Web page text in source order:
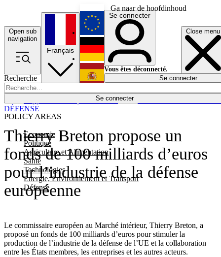
Ga naar de hoofdinhoud
Open sub
navigation
Close menu
Recherche
Se connecter
POLICY AREAS
Economie
Politique
Agriculture et Alimentation
Santé
Technologies
Energie, Environnement et Transport
Défense
Économie
Français
English
Deutsch
Español
Se connecter
Vous êtes déconnecté.
Se connecter
Thierry Breton propose un
fonds de 100 milliards d’euros
pour l’industrie de la défense
européenne
Le commissaire européen au Marché intérieur, Thierry Breton, a
proposé un fonds de 100 milliards d’euros pour stimuler la
production de l’industrie de la défense de l’UE et la collaboration
entre les États membres, les entreprises et les autres acteurs.
DÉFENSE